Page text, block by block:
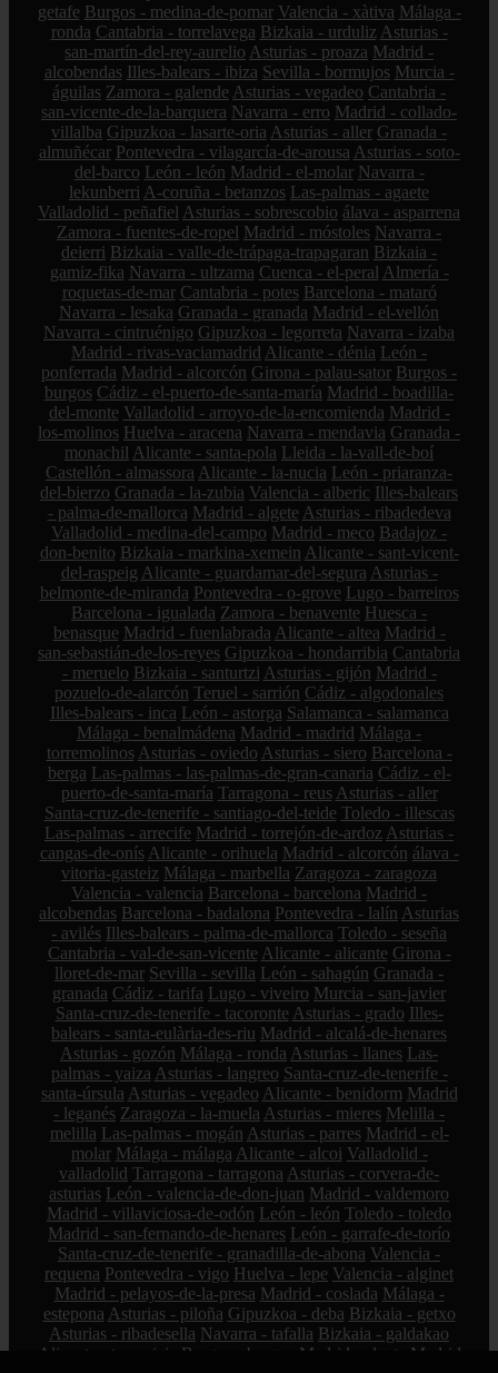
getafe Burgos - medina-de-pomar Valencia - xàtiva Málaga -
ronda Cantabria - torrelavega Bizkaia - urduliz Asturias -
san-martín-del-rey-aurelio Asturias - proaza Madrid -
alcobendas Illes-balears - ibiza Sevilla - bormujos Murcia -
águilas Zamora - galende Asturias - vegadeo Cantabria -
san-vicente-de-la-barquera Navarra - erro Madrid - collado-
villalba Gipuzkoa - lasarte-oria Asturias - aller Granada -
almuñécar Pontevedra - vilagarcía-de-arousa Asturias - soto-
del-barco León - león Madrid - el-molar Navarra -
lekunberri A-coruña - betanzos Las-palmas - agaete
Valladolid - peñafiel Asturias - sobrescobio álava - asparrena
Zamora - fuentes-de-ropel Madrid - móstoles Navarra -
deierri Bizkaia - valle-de-trápaga-trapagaran Bizkaia -
gamiz-fika Navarra - ultzama Cuenca - el-peral Almería -
roquetas-de-mar Cantabria - potes Barcelona - mataró
Navarra - lesaka Granada - granada Madrid - el-vellón
Navarra - cintruénigo Gipuzkoa - legorreta Navarra - izaba
Madrid - rivas-vaciamadrid Alicante - dénia León -
ponferrada Madrid - alcorcón Girona - palau-sator Burgos -
burgos Cádiz - el-puerto-de-santa-maría Madrid - boadilla-
del-monte Valladolid - arroyo-de-la-encomienda Madrid -
los-molinos Huelva - aracena Navarra - mendavia Granada -
monachil Alicante - santa-pola Lleida - la-vall-de-boí
Castellón - almassora Alicante - la-nucia León - priaranza-
del-bierzo Granada - la-zubia Valencia - alberic Illes-balears
- palma-de-mallorca Madrid - algete Asturias - ribadedeva
Valladolid - medina-del-campo Madrid - meco Badajoz -
don-benito Bizkaia - markina-xemein Alicante - sant-vicent-
del-raspeig Alicante - guardamar-del-segura Asturias -
belmonte-de-miranda Pontevedra - o-grove Lugo - barreiros
Barcelona - igualada Zamora - benavente Huesca -
benasque Madrid - fuenlabrada Alicante - altea Madrid -
san-sebastián-de-los-reyes Gipuzkoa - hondarribia Cantabria
- meruelo Bizkaia - santurtzi Asturias - gijón Madrid -
pozuelo-de-alarcón Teruel - sarrión Cádiz - algodonales
Illes-balears - inca León - astorga Salamanca - salamanca
Málaga - benalmádena Madrid - madrid Málaga -
torremolinos Asturias - oviedo Asturias - siero Barcelona -
berga Las-palmas - las-palmas-de-gran-canaria Cádiz - el-
puerto-de-santa-maría Tarragona - reus Asturias - aller
Santa-cruz-de-tenerife - santiago-del-teide Toledo - illescas
Las-palmas - arrecife Madrid - torrejón-de-ardoz Asturias -
cangas-de-onís Alicante - orihuela Madrid - alcorcón álava -
vitoria-gasteiz Málaga - marbella Zaragoza - zaragoza
Valencia - valencia Barcelona - barcelona Madrid -
alcobendas Barcelona - badalona Pontevedra - lalín Asturias
- avilés Illes-balears - palma-de-mallorca Toledo - seseña
Cantabria - val-de-san-vicente Alicante - alicante Girona -
lloret-de-mar Sevilla - sevilla León - sahagún Granada -
granada Cádiz - tarifa Lugo - viveiro Murcia - san-javier
Santa-cruz-de-tenerife - tacoronte Asturias - grado Illes-
balears - santa-eulària-des-riu Madrid - alcalá-de-henares
Asturias - gozón Málaga - ronda Asturias - llanes Las-
palmas - yaiza Asturias - langreo Santa-cruz-de-tenerife -
santa-úrsula Asturias - vegadeo Alicante - benidorm Madrid
- leganés Zaragoza - la-muela Asturias - mieres Melilla -
melilla Las-palmas - mogán Asturias - parres Madrid - el-
molar Málaga - málaga Alicante - alcoi Valladolid -
valladolid Tarragona - tarragona Asturias - corvera-de-
asturias León - valencia-de-don-juan Madrid - valdemoro
Madrid - villaviciosa-de-odón León - león Toledo - toledo
Madrid - san-fernando-de-henares León - garrafe-de-torío
Santa-cruz-de-tenerife - granadilla-de-abona Valencia -
requena Pontevedra - vigo Huelva - lepe Valencia - alginet
Madrid - pelayos-de-la-presa Madrid - coslada Málaga -
estepona Asturias - piloña Gipuzkoa - deba Bizkaia - getxo
Asturias - ribadesella Navarra - tafalla Bizkaia - galdakao
Alicante - torrevieja
Burgos - burgos Madrid - algete
Madrid